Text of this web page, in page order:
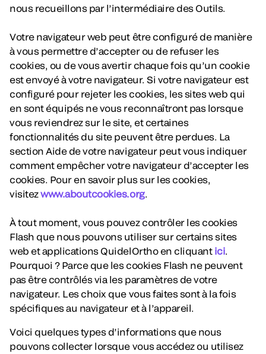
nous recueillons par l’intermédiaire des Outils.
Votre navigateur web peut être configuré de manière
à vous permettre d’accepter ou de refuser les
cookies, ou de vous avertir chaque fois qu’un cookie
est envoyé à votre navigateur. Si votre navigateur est
configuré pour rejeter les cookies, les sites web qui
en sont équipés ne vous reconnaîtront pas lorsque
vous reviendrez sur le site, et certaines
fonctionnalités du site peuvent être perdues. La
section Aide de votre navigateur peut vous indiquer
comment empêcher votre navigateur d’accepter les
cookies. Pour en savoir plus sur les cookies,
visitezwww.aboutcookies.org.
À tout moment, vous pouvez contrôler les cookies
Flash que nous pouvons utiliser sur certains sites
web et applications QuidelOrtho en cliquant ici.
Pourquoi ? Parce que les cookies Flash ne peuvent
pas être contrôlés via les paramètres de votre
navigateur. Les choix que vous faites sont à la fois
spécifiques au navigateur et à l’appareil.
Voici quelques types d’informations que nous
pouvons collecter lorsque vous accédez ou utilisez